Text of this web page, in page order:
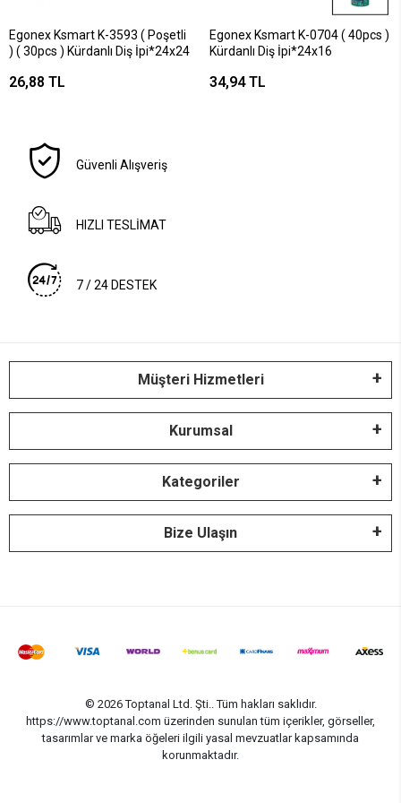
Egonex Ksmart K-3593 ( Poşetli
) ( 30pcs ) Kürdanlı Diş İpi*24x24
26,88 TL
Egonex Ksmart K-0704 ( 40pcs )
Kürdanlı Diş İpi*24x16
34,94 TL
Güvenli Alışveriş
HIZLI TESLİMAT
7 / 24 DESTEK
Müşteri Hizmetleri
Kurumsal
Kategoriler
Bize Ulaşın
© 2026 Toptanal Ltd. Şti.. Tüm hakları saklıdır.
https://www.toptanal.com üzerinden sunulan tüm içerikler, görseller,
tasarımlar ve marka öğeleri ilgili yasal mevzuatlar kapsamında
korunmaktadır.